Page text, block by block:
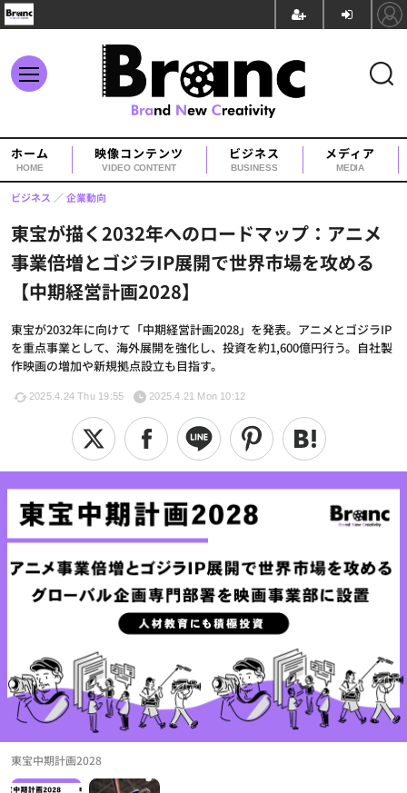
ホーム
HOME
映像コンテンツ
VIDEO CONTENT
ビジネス
BUSINESS
メディア
MEDIA
東宝が描く2032年へのロードマップ：アニメ
事業倍増とゴジラIP展開で世界市場を攻める
【中期経営計画2028】
東宝が2032年に向けて「中期経営計画2028」を発表。アニメとゴジラIP
を重点事業として、海外展開を強化し、投資を約1,600億円行う。自社製
作映画の増加や新規拠点設立も目指す。
ビジネス 企業動向
2025.4.24 Thu 19:55 2025.4.21 Mon 10:12
東宝中期計画2028